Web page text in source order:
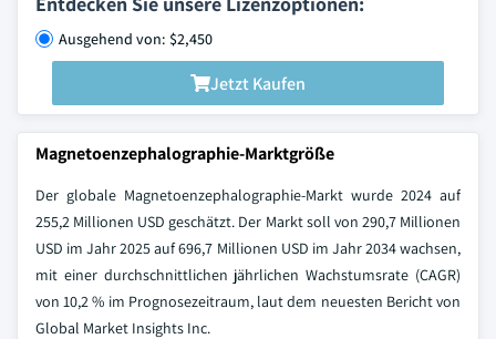
Ausgehend von: $2,450
Jetzt Kaufen
Magnetoenzephalographie-Marktgröße
Der globale Magnetoenzephalographie-Markt wurde 2024 auf
255,2 Millionen USD geschätzt. Der Markt soll von 290,7 Millionen
USD im Jahr 2025 auf 696,7 Millionen USD im Jahr 2034 wachsen,
mit einer durchschnittlichen jährlichen Wachstumsrate (CAGR)
von 10,2 % im Prognosezeitraum, laut dem neuesten Bericht von
Global Market Insights Inc.